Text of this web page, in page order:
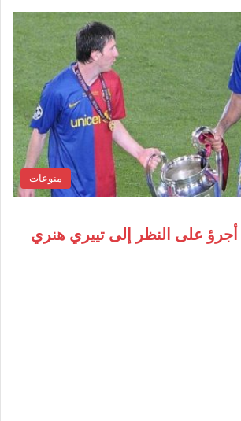
منوعات
على النظر إلى تييري هنري